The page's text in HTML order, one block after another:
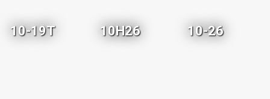
10-19T 10H26 10-26